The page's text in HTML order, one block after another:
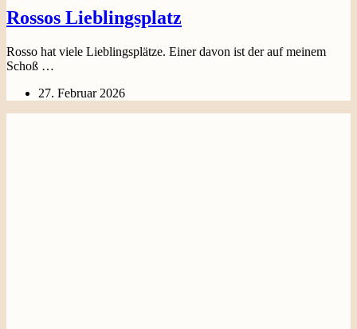
Rossos Lieblingsplatz
Rosso hat viele Lieblingsplätze. Einer davon ist der auf meinem
Schoß …
27. Februar 2026